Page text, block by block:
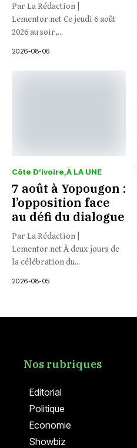
Par La Rédaction |
Lementor.net Ce jeudi 6 août
2026 au soir,...
2026-08-06
Côte D’ivoire À LA UNE
7 août à Yopougon :
l’opposition face
au défi du dialogue
Par La Rédaction |
Lementor.net À deux jours de
la célébration du...
2026-08-05
Editorial
Politique
Economie
Showbiz
Nos rubriques